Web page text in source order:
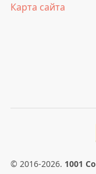
Карта сайта
© 2016-2026. 1001